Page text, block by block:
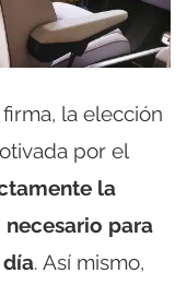
la elección
por el
la
para
. Así mismo,